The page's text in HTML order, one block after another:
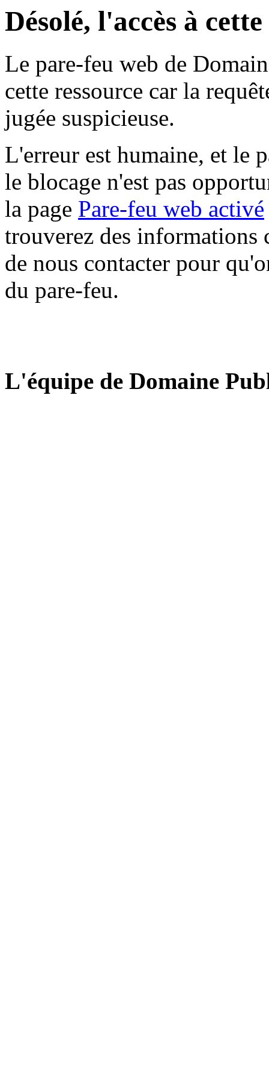
Désolé, l'accès à
Le pare-feu web de
cette ressource car la
jugée suspicieuse.
L'erreur est humaine, et le
le blocage n'est pas
la page Pare-feu web activé
trouverez des informations
de nous contacter pour
du pare-feu.
L'équipe de Domaine